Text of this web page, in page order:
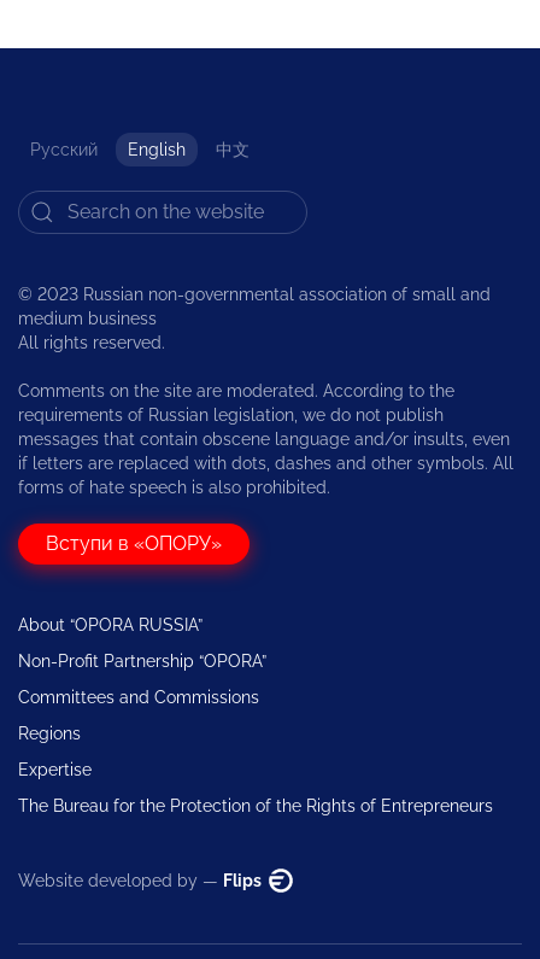
Русский English 中文
© 2023 Russian non-governmental association of small and
medium business
All rights reserved.
Comments on the site are moderated. According to the
requirements of Russian legislation, we do not publish
messages that contain obscene language and/or insults, even
if letters are replaced with dots, dashes and other symbols. All
forms of hate speech is also prohibited.
Вступи в «ОПОРУ»
About “OPORA RUSSIA”
Non-Profit Partnership “OPORA”
Committees and Commissions
Regions
Expertise
The Bureau for the Protection of the Rights of Entrepreneurs
Website developed by — Flips